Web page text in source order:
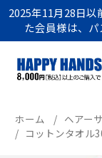
2025年11月28日以
た会員様は、パ
ホーム / ヘアー
/ コットンタオル